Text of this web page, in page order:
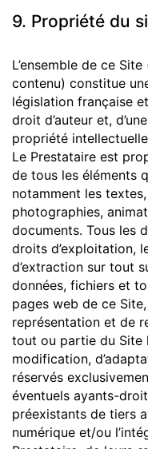
9. Propriété du
L’ensemble de ce
contenu) constitue
législation française
droit d’auteur et,
propriété
Le Prestataire est
de tous les éléments
notamment les
photographies,
documents. Tous les
droits d’exploitation,
d’extraction sur tout
données, fichiers et
pages web de ce
représentation et de
tout ou partie du Site
modification,
réservés
éventuels ayants-
préexistants de tiers
numérique et/ou